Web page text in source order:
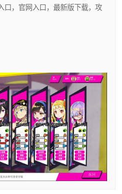
口，官网入口，最新版下载，攻